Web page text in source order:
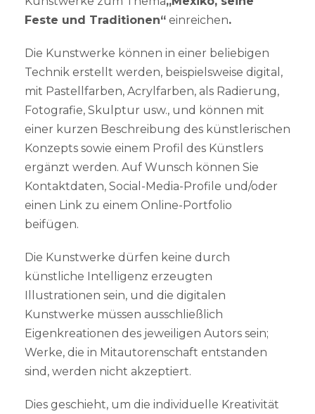
Feste und Traditionen“ einreichen.
Die Kunstwerke können in einer beliebigen
Technik erstellt werden, beispielsweise digital,
mit Pastellfarben, Acrylfarben, als Radierung,
Fotografie, Skulptur usw., und können mit
einer kurzen Beschreibung des künstlerischen
Konzepts sowie einem Profil des Künstlers
ergänzt werden. Auf Wunsch können Sie
Kontaktdaten, Social-Media-Profile und/oder
einen Link zu einem Online-Portfolio
beifügen.
Die Kunstwerke dürfen keine durch
künstliche Intelligenz erzeugten
Illustrationen sein, und die digitalen
Kunstwerke müssen ausschließlich
Eigenkreationen des jeweiligen Autors sein;
Werke, die in Mitautorenschaft entstanden
sind, werden nicht akzeptiert.
Dies geschieht, um die individuelle Kreativität